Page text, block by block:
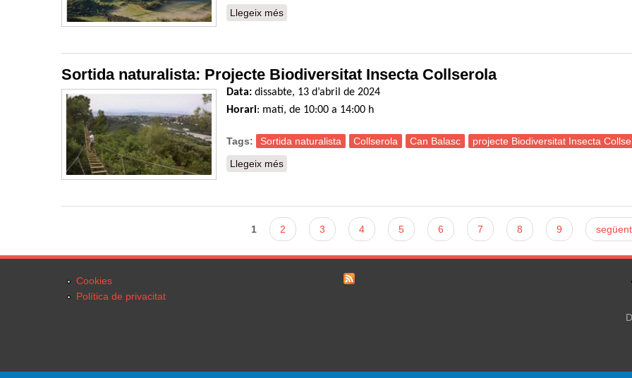
Llegeix més
Sortida naturalista: Projecte Biodiversitat Insecta Collserola
Data: dissabte, 13 d’abril de 2024
Horari: matí, de 10:00 a 14:00 h
Tags: Sortida naturalista Collserola Can Balasc
projecte Biodiversitat Insecta
Llegeix més
1 2 3 4 5 6 7 8 9 següent
Cookies
Política de privacitat